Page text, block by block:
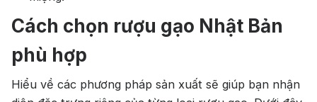
Cách chọn rượu gạo Nhật Bản
phù hợp
Hiểu về các phương pháp sản xuất sẽ giúp bạn nhận